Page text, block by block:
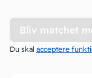
Bliv matchet
Du skal acceptere